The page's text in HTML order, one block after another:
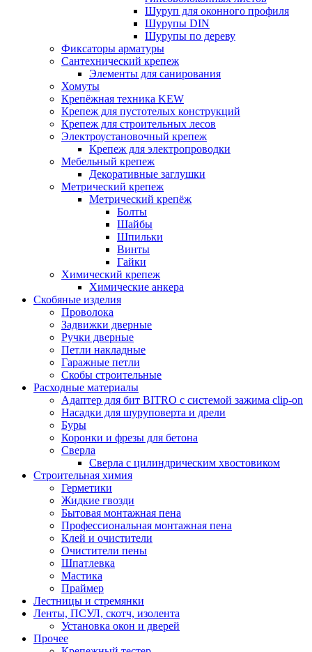
Шуруп для оконного профиля
Шурупы DIN
Шурупы по дереву
Фиксаторы арматуры
Сантехнический крепеж
Элементы для санирования
Хомуты
Крепёжная техника KEW
Крепеж для пустотелых конструкций
Крепеж для строительных лесов
Электроустановочный крепеж
Крепеж для электропроводки
Мебельный крепеж
Декоративные заглушки
Метрический крепеж
Метрический крепёж
Болты
Шайбы
Шпильки
Винты
Гайки
Химический крепеж
Химические анкера
Скобяные изделия
Проволока
Задвижки дверные
Ручки дверные
Петли накладные
Гаражные петли
Скобы строительные
Расходные материалы
Адаптер для бит BITRO с системой зажима clip-on
Насадки для шуруповерта и дрели
Буры
Коронки и фрезы для бетона
Сверла
Сверла с цилиндрическим хвостовиком
Строительная химия
Герметики
Жидкие гвозди
Бытовая монтажная пена
Профессиональная монтажная пена
Клей и очистители
Очистители пены
Шпатлевка
Мастика
Праймер
Лестницы и стремянки
Ленты, ПСУЛ, скотч, изолента
Установка окон и дверей
Прочее